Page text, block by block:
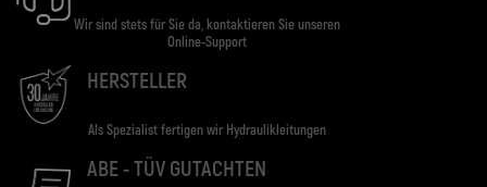
Wir sind stets für Sie da, kontaktieren Sie unseren
Online-Support
HERSTELLER
Als Spezialist fertigen wir Hydraulikleitungen
ABE - TÜV GUTACHTEN